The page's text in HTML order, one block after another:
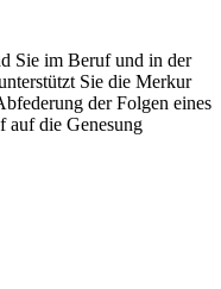
Sie im Beruf und in der
Sie die Merkur
der Folgen eines
auf die Genesung